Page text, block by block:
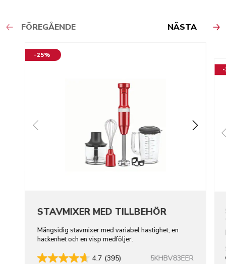
FÖREGÅENDE NÄSTA
-25%
STAVMIXER MED TILLBEHÖR
Mångsidig stavmixer med variabel hastighet, en
hackenhet och en visp medföljer.
4.7 (395) 5KHBV83EER
-